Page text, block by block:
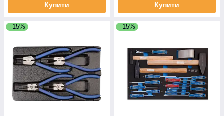
Купити Купити
–15% –15%